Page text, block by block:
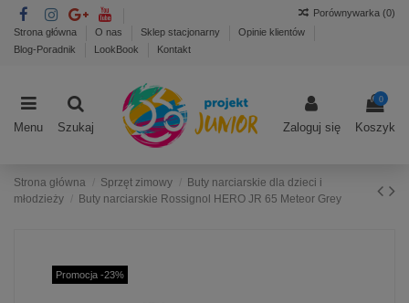
Strona główna O nas Sklep stacjonarny
Opinie klientów
Blog-Poradnik
LookBook Kontakt
Porównywarka (0)
Menu Szukaj Zaloguj się
0
Koszyk
Strona główna Sprzęt zimowy
Buty narciarskie dla dzieci i
młodzieży
Buty narciarskie Rossignol HERO JR 65 Meteor Grey
Promocja -23%